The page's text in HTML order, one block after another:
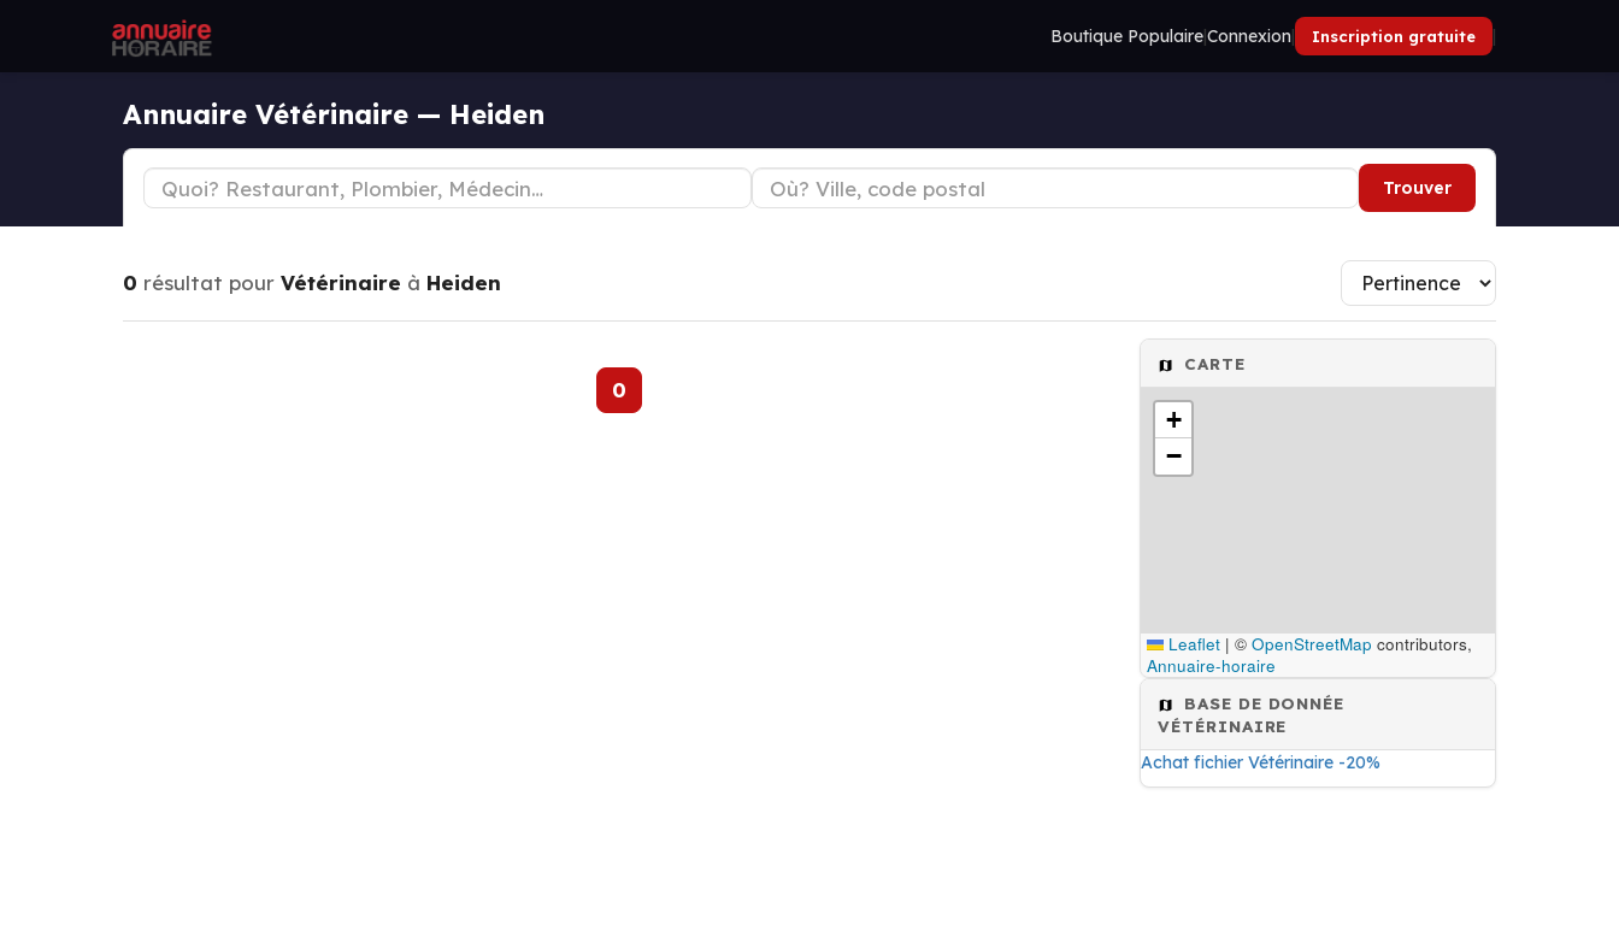
Boutique Populaire|Connexion| Inscription gratuite |
Annuaire Vétérinaire — Heiden
Trouver
0 résultat pour Vétérinaire à Heiden
0
CARTE
+
−
Leaflet | © OpenStreetMap contributors,
Annuaire-horaire
BASE DE DONNÉE
VÉTÉRINAIRE
Achat fichier Vétérinaire -20%